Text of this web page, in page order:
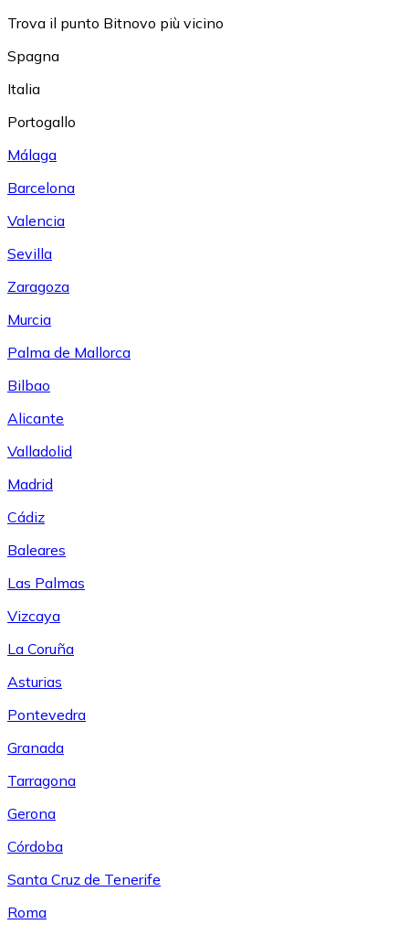
Trova il punto Bitnovo più vicino
Spagna
Italia
Portogallo
Málaga
Barcelona
Valencia
Sevilla
Zaragoza
Murcia
Palma de Mallorca
Bilbao
Alicante
Valladolid
Madrid
Cádiz
Baleares
Las Palmas
Vizcaya
La Coruña
Asturias
Pontevedra
Granada
Tarragona
Gerona
Córdoba
Santa Cruz de Tenerife
Roma